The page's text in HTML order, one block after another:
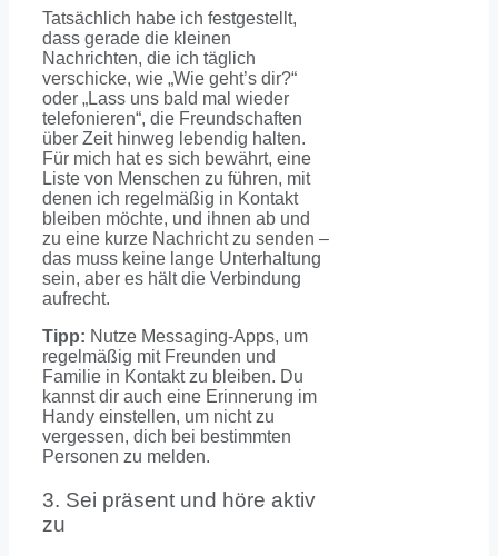
Tatsächlich habe ich festgestellt,
dass gerade die kleinen
Nachrichten, die ich täglich
verschicke, wie „Wie geht’s dir?“
oder „Lass uns bald mal wieder
telefonieren“, die Freundschaften
über Zeit hinweg lebendig halten.
Für mich hat es sich bewährt, eine
Liste von Menschen zu führen, mit
denen ich regelmäßig in Kontakt
bleiben möchte, und ihnen ab und
zu eine kurze Nachricht zu senden –
das muss keine lange Unterhaltung
sein, aber es hält die Verbindung
aufrecht.
Tipp: Nutze Messaging-Apps, um
regelmäßig mit Freunden und
Familie in Kontakt zu bleiben. Du
kannst dir auch eine Erinnerung im
Handy einstellen, um nicht zu
vergessen, dich bei bestimmten
Personen zu melden.
3. Sei präsent und höre aktiv
zu